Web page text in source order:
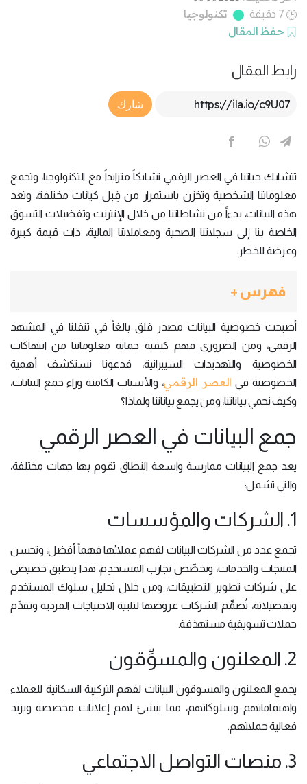
7 دقيقة
تكنولوجيا
حفظ المقال
رابط المقال
Article Link
شارك
تتشابك حياتنا في العصر الرقمي تشابكاً متزايداً مع التكنولوجيا، وتجمع
معلوماتنا الشخصية وتخزن باستمرار من قِبل كيانات مختلفة، وتعد
هذه البيانات، بدءاً من نشاطاتنا من خلال الإنترنت وتفضيلات التسوق
الخاصة بنا إلى سجلاتنا الصحية ومعاملاتنا المالية، ذات قيمة كبيرة
وعرضة للخطر.
فهرس +
أصبحت خصوصية البيانات مصدر قلق بالغاً في تنقلنا في المشهد
الرقمي، ومن الضروري فهم كيفية حماية معلوماتنا من انتهاكات
الخصوصية والتهديدات السيبرانية، فدعونا نستكشف أهمية
الخصوصية في العصر الرقمي، والأسباب الكامنة وراء جمع البيانات،
وكيف نحمي بياناتنا، ومن يجمع بياناتنا ولماذا؟
جمع البيانات في العصر الرقمي
يعد جمع البيانات ممارسة واسعة النطاق تقوم بها جهات مختلفة،
والتي تشمل:
1. الشركات والمؤسسات
تجمع عدد من الشركات البيانات لفهم عملائها فهماً أفضل، وتحسن
المنتجات والخدمات، وتخصِّص تجارب المستخدِم، هذا ينطبق خصيصى
على شركات تطوير التطبيقات، ومن خلال تحليل سلوك المستخدم
وتفضيلاته، تُصمِّم الشركات عروضها لتلبية الاحتياجات الفردية وتقدِّم
حملات تسويقية مستهدَفة.
2. المعلنون والمسوِّقون
يجمع المعلنون والمسوقون البيانات لفهم التركيبة السكانية للعملاء
واهتماماتهم وسلوكاتهم، مما ينشئ لهم إعلانات مخصصة ويزيد
فعالية حملاتهم.
3. منصات التواصل الاجتماعي